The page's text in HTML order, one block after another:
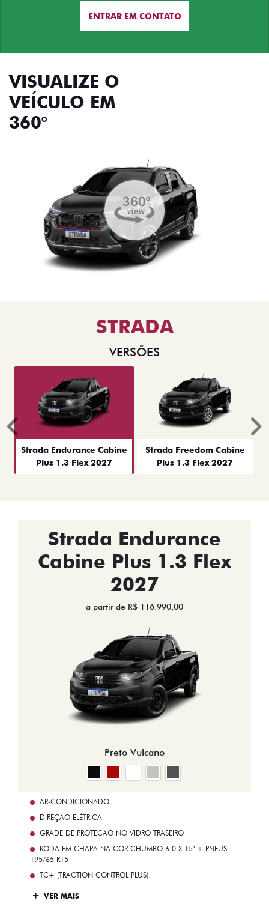
ENTRAR EM CONTATO
VISUALIZE O
VEÍCULO EM
360°
STRADA
VERSÕES
Strada Endurance Cabine
Plus 1.3 Flex 2027
Strada Freedom Cabine
Plus 1.3 Flex 2027
Anterior
Strada Endurance
Cabine Plus 1.3 Flex
2027
a partir de R$ 116.990,00
Preto Vulcano
AR-CONDICIONADO
DIREÇÃO ELÉTRICA
GRADE DE PROTECAO NO VIDRO TRASEIRO
RODA EM CHAPA NA COR CHUMBO 6.0 X 15" + PNEUS
195/65 R15
TC+ (TRACTION CONTROL PLUS)
VER MAIS